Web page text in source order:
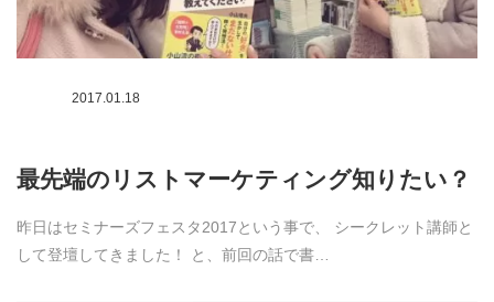
2017.01.18
最先端のリストマーケティング知りたい？
昨日はセミナーズフェスタ2017という事で、 シークレット講師と
して登壇してきました！ と、前回の話で書…